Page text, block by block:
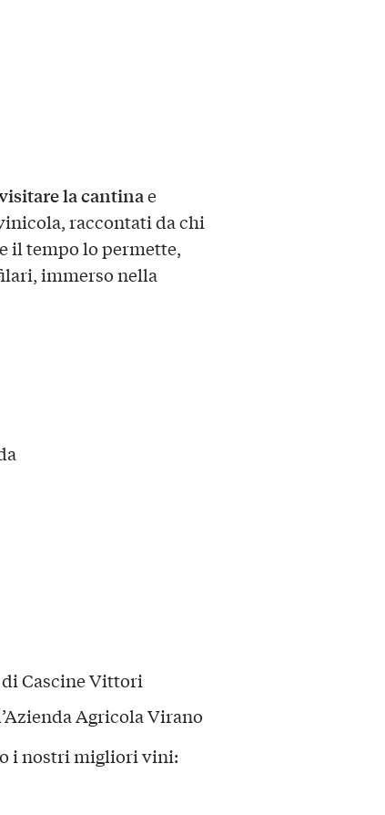
la cantinae
raccontati da chi
il tempo lo permette,
immerso nella
Cascine Vittori
Agricola Virano
i nostri migliori vini: